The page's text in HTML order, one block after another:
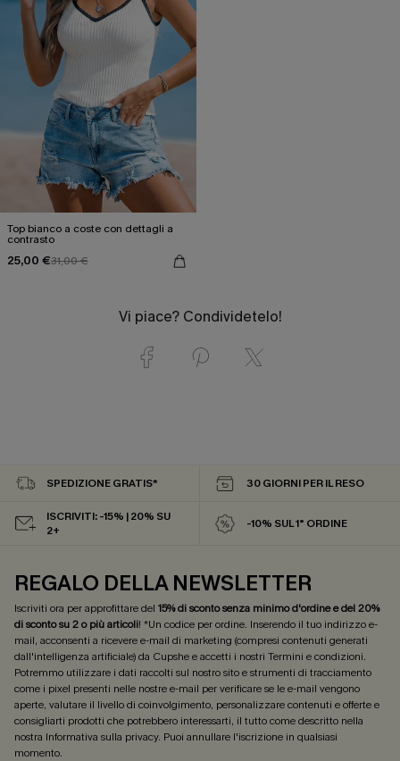
Top bianco a coste con dettagli a
contrasto
25,00 €31,00 €
Vi piace? Condividetelo!
SPEDIZIONE GRATIS* 30 GIORNI PER IL RESO
ISCRIVITI: -15% | 20% SU
2+
-10% SUL 1° ORDINE
REGALO DELLA NEWSLETTER
Iscriviti ora per approfittare del 15% di sconto senza minimo d'ordine e del 20%
di sconto su 2 o più articoli! *Un codice per ordine. Inserendo il tuo indirizzo e-
mail, acconsenti a ricevere e-mail di marketing (compresi contenuti generati
dall'intelligenza artificiale) da Cupshe e accetti i nostri Termini e condizioni.
Potremmo utilizzare i dati raccolti sul nostro sito e strumenti di tracciamento
come i pixel presenti nelle nostre e-mail per verificare se le e-mail vengono
aperte, valutare il livello di coinvolgimento, personalizzare contenuti e offerte e
consigliarti prodotti che potrebbero interessarti, il tutto come descritto nella
nostra Informativa sulla privacy. Puoi annullare l'iscrizione in qualsiasi
momento.